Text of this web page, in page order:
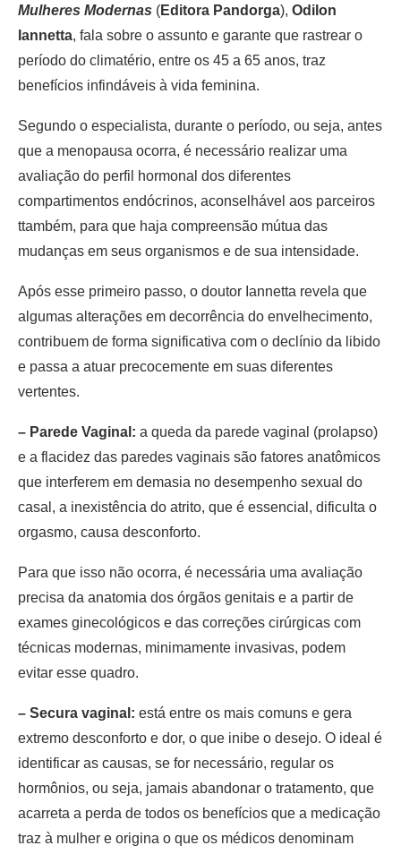
Mulheres Modernas (Editora Pandorga), Odilon
Iannetta, fala sobre o assunto e garante que rastrear o
período do climatério, entre os 45 a 65 anos, traz
benefícios infindáveis à vida feminina.
Segundo o especialista, durante o período, ou seja, antes
que a menopausa ocorra, é necessário realizar uma
avaliação do perfil hormonal dos diferentes
compartimentos endócrinos, aconselhável aos parceiros
ttambém, para que haja compreensão mútua das
mudanças em seus organismos e de sua intensidade.
Após esse primeiro passo, o doutor Iannetta revela que
algumas alterações em decorrência do envelhecimento,
contribuem de forma significativa com o declínio da libido
e passa a atuar precocemente em suas diferentes
vertentes.
– Parede Vaginal: a queda da parede vaginal (prolapso)
e a flacidez das paredes vaginais são fatores anatômicos
que interferem em demasia no desempenho sexual do
casal, a inexistência do atrito, que é essencial, dificulta o
orgasmo, causa desconforto.
Para que isso não ocorra, é necessária uma avaliação
precisa da anatomia dos órgãos genitais e a partir de
exames ginecológicos e das correções cirúrgicas com
técnicas modernas, minimamente invasivas, podem
evitar esse quadro.
– Secura vaginal: está entre os mais comuns e gera
extremo desconforto e dor, o que inibe o desejo. O ideal é
identificar as causas, se for necessário, regular os
hormônios, ou seja, jamais abandonar o tratamento, que
acarreta a perda de todos os benefícios que a medicação
traz à mulher e origina o que os médicos denominam